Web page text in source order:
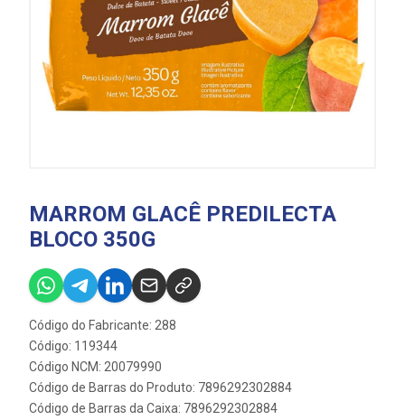
MARROM GLACÊ PREDILECTA
BLOCO 350G
Código do Fabricante: 288
Código: 119344
Código NCM: 20079990
Código de Barras do Produto: 7896292302884
Código de Barras da Caixa: 7896292302884